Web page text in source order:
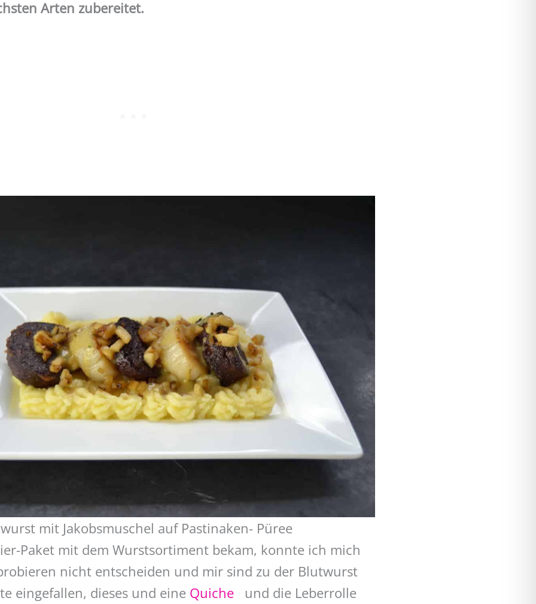
Arten zubereitet.
mit Jakobsmuschel auf Pastinaken- Püree
Paket mit dem Wurstsortiment bekam, konnte ich mich
nicht entscheiden und mir sind zu der Blutwurst
eingefallen, dieses und eine Quicheund die Leberrolle